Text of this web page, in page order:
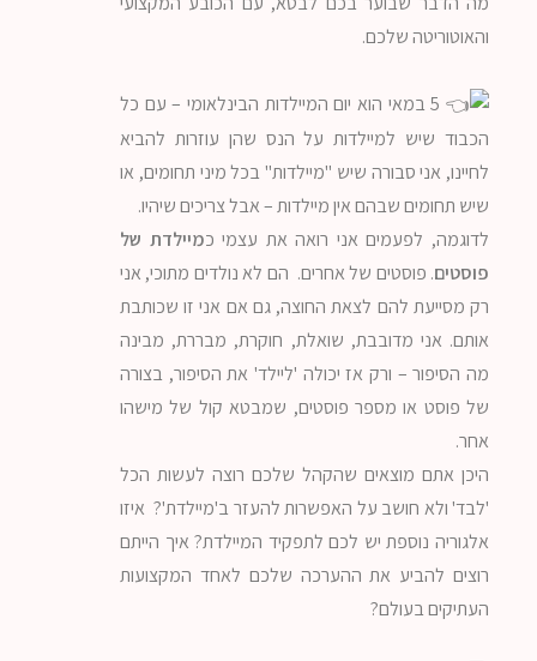
והאוטוריטה שלכם.
5 במאי הוא יום המיילדות הבינלאומי – עם כל
הכבוד שיש למיילדות על הנס שהן עוזרות להביא
לחיינו, אני סבורה שיש "מיילדות" בכל מיני תחומים, או
שיש תחומים שבהם אין מיילדות – אבל צריכים שיהיו.
לדוגמה, לפעמים אני רואה את עצמי כמיילדת של
פוסטים. פוסטים של אחרים. הם לא נולדים מתוכי, אני
רק מסייעת להם לצאת החוצה, גם אם אני זו שכותבת
אותם. אני מדובבת, שואלת, חוקרת, מבררת, מבינה
מה הסיפור – ורק אז יכולה 'ליילד' את הסיפור, בצורה
של פוסט או מספר פוסטים, שמבטא קול של מישהו
אחר.
היכן אתם מוצאים שהקהל שלכם רוצה לעשות הכל
'לבד' ולא חושב על האפשרות להעזר ב'מיילדת'? איזו
אלגוריה נוספת יש לכם לתפקיד המיילדת? איך הייתם
רוצים להביע את ההערכה שלכם לאחד המקצועות
העתיקים בעולם?